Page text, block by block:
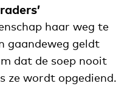
haar weg te
gaandeweg geldt
dat de soep nooit
ze wordt opgediend.